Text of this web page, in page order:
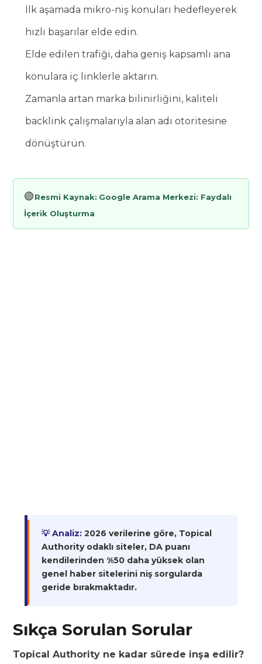
İlk aşamada mikro-niş konuları hedefleyerek
hızlı başarılar elde edin.
Elde edilen trafiği, daha geniş kapsamlı ana
konulara iç linklerle aktarın.
Zamanla artan marka bilinirliğini, kaliteli
backlink çalışmalarıyla alan adı otoritesine
dönüştürün.
🟢Resmi Kaynak: Google Arama Merkezi: Faydalı
İçerik Oluşturma
💡 Analiz: 2026 verilerine göre, Topical
Authority odaklı siteler, DA puanı
kendilerinden %50 daha yüksek olan
genel haber sitelerini niş sorgularda
geride bırakmaktadır.
Sıkça Sorulan Sorular
Topical Authority ne kadar sürede inşa edilir?